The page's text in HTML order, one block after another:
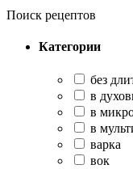
Поиск рецептов
Категории
без
в
в
в
варка
вок